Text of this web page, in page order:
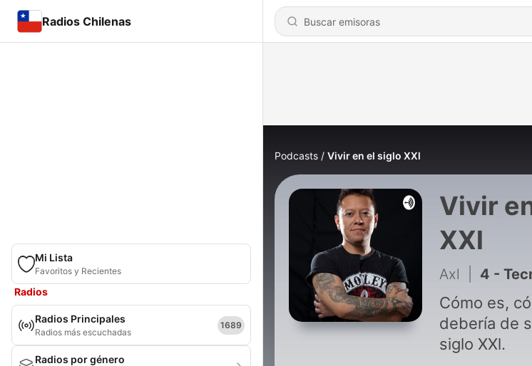
Radios Chilenas
Mi Lista
Favoritos y Recientes
Radios
Radios Principales
Radios más escuchadas
1689
Radios por género
Podcasts Vivir en el siglo XXl
Vivir
XXl
Axl 4 - Tecnología
Cómo es,
debería de
siglo XXl.